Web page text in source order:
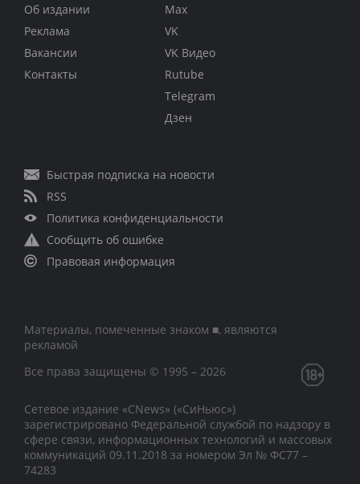
Об издании
Реклама
Вакансии
Контакты
Max
VK
VK Видео
Rutube
Telegram
Дзен
Быстрая подписка на новости
RSS
Политика конфиденциальности
Сообщить об ошибке
Правовая информация
Материалы, помеченные знаком ■, являются
рекламой
Все права защищены © 1995 – 2026
Сетевое издание «CNews» («СиНьюс»)
зарегистрировано Федеральной службой по надзору в
сфере связи, информационных технологий и массовых
коммуникаций 09.11.2018 за номером Эл № ФС77 –
74283